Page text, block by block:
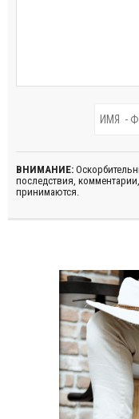
ВНИМАНИЕ:
последствия,
принимаются.